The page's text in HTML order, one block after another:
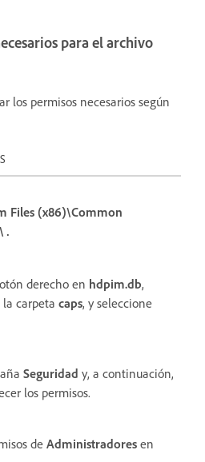
para el archivo
los permisos necesarios según
Files (x86)\Common
.
derecho en hdpim.db,
carpeta caps, y seleccione
Seguridad y, a continuación,
los permisos.
de Administradores en